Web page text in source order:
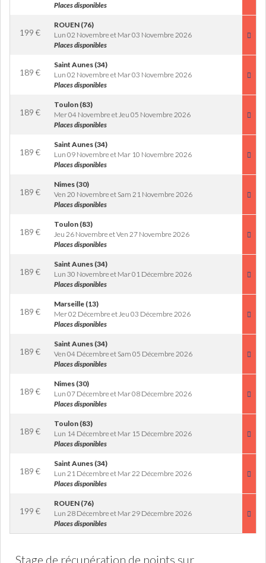
Places disponibles
199 €
ROUEN (76)
Lun 02 Novembre et Mar 03 Novembre 2026
Places disponibles
189 €
Saint Aunes (34)
Lun 02 Novembre et Mar 03 Novembre 2026
Places disponibles
189 €
Toulon (83)
Mer 04 Novembre et Jeu 05 Novembre 2026
Places disponibles
189 €
Saint Aunes (34)
Lun 09 Novembre et Mar 10 Novembre 2026
Places disponibles
189 €
Nimes (30)
Ven 20 Novembre et Sam 21 Novembre 2026
Places disponibles
189 €
Toulon (83)
Jeu 26 Novembre et Ven 27 Novembre 2026
Places disponibles
189 €
Saint Aunes (34)
Lun 30 Novembre et Mar 01 Décembre 2026
Places disponibles
189 €
Marseille (13)
Mer 02 Décembre et Jeu 03 Décembre 2026
Places disponibles
189 €
Saint Aunes (34)
Ven 04 Décembre et Sam 05 Décembre 2026
Places disponibles
189 €
Nimes (30)
Lun 07 Décembre et Mar 08 Décembre 2026
Places disponibles
189 €
Toulon (83)
Lun 14 Décembre et Mar 15 Décembre 2026
Places disponibles
189 €
Saint Aunes (34)
Lun 21 Décembre et Mar 22 Décembre 2026
Places disponibles
199 €
ROUEN (76)
Lun 28 Décembre et Mar 29 Décembre 2026
Places disponibles
Stage de récupération de points sur